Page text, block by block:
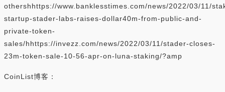
othershhttps://www.banklesstimes.com/news/2022/03/11/
startup-stader-labs-raises-dollar40m-from-public-and-
private-token-
sales/hhttps://invezz.com/news/2022/03/11/stader-closes-
23m-token-sale-10-56-apr-on-luna-staking/?amp
CoinList博客：